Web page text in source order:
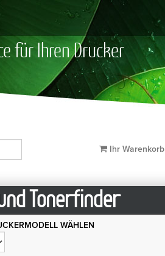
für Ihren Drucker
Ihr Warenkorb
Tonerfinder
WÄHLEN